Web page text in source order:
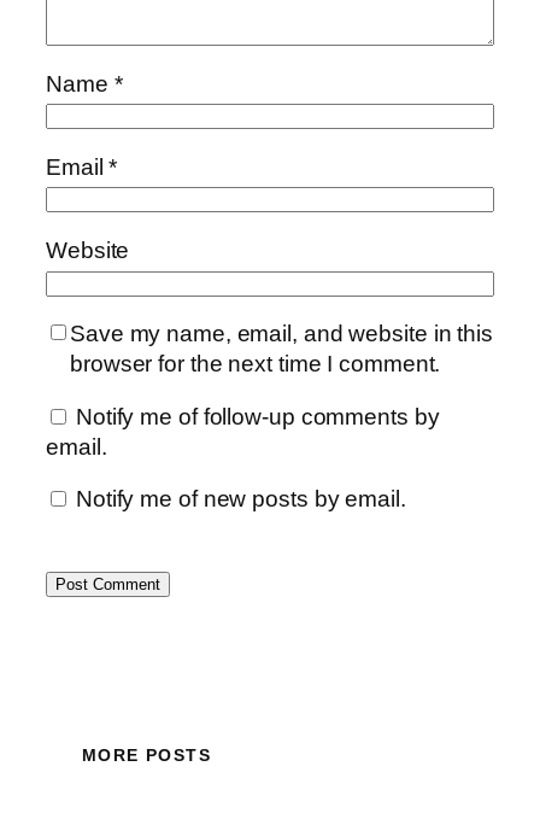
Name *
Email*
Website
Save my name, email, and website in this
browser for the next time I comment.
Notify me of follow-up comments by
email.
Notify me of new posts by email.
MORE POSTS